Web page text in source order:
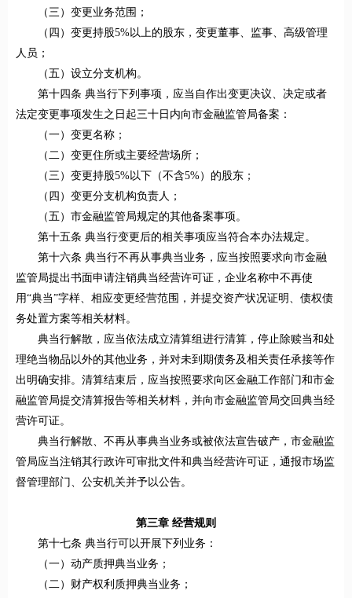
（三）变更业务范围；
（四）变更持股5%以上的股东，变更董事、监事、高级管理
人员；
（五）设立分支机构。
第十四条 典当行下列事项，应当自作出变更决议、决定或者
法定变更事项发生之日起三十日内向市金融监管局备案：
（一）变更名称；
（二）变更住所或主要经营场所；
（三）变更持股5%以下（不含5%）的股东；
（四）变更分支机构负责人；
（五）市金融监管局规定的其他备案事项。
第十五条 典当行变更后的相关事项应当符合本办法规定。
第十六条 典当行不再从事典当业务，应当按照要求向市金融
监管局提出书面申请注销典当经营许可证，企业名称中不再使
用“典当”字样、相应变更经营范围，并提交资产状况证明、债权债
务处置方案等相关材料。
典当行解散，应当依法成立清算组进行清算，停止除赎当和处
理绝当物品以外的其他业务，并对未到期债务及相关责任承接等作
出明确安排。清算结束后，应当按照要求向区金融工作部门和市金
融监管局提交清算报告等相关材料，并向市金融监管局交回典当经
营许可证。
典当行解散、不再从事典当业务或被依法宣告破产，市金融监
管局应当注销其行政许可审批文件和典当经营许可证，通报市场监
督管理部门、公安机关并予以公告。
第三章 经营规则
第十七条 典当行可以开展下列业务：
（一）动产质押典当业务；
（二）财产权利质押典当业务；